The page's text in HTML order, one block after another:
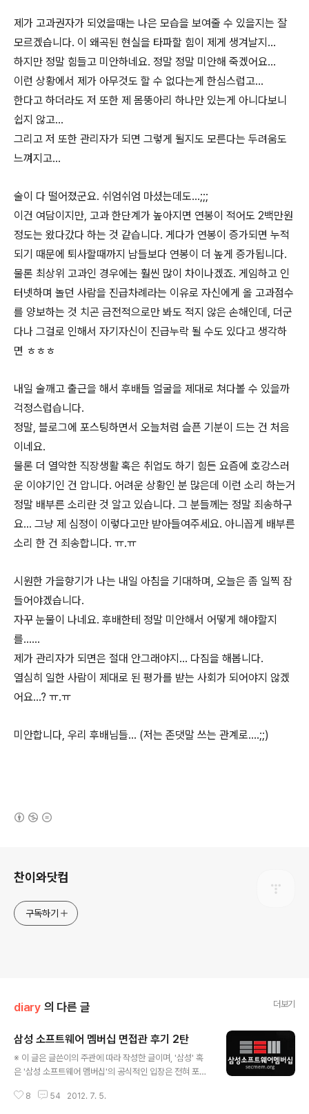
제가 고과권자가 되었을때는 나은 모습을 보여줄 수 있을지는 잘
모르겠습니다. 이 왜곡된 현실을 타파할 힘이 제게 생겨날지...
하지만 정말 힘들고 미안하네요. 정말 정말 미안해 죽겠어요...
이런 상황에서 제가 아무것도 할 수 없다는게 한심스럽고...
한다고 하더라도 저 또한 제 몸뚱아리 하나만 있는게 아니다보니
쉽지 않고...
그리고 저 또한 관리자가 되면 그렇게 될지도 모른다는 두려움도
느껴지고...
술이 다 떨어졌군요. 쉬엄쉬엄 마셨는데도...;;;
이건 여담이지만, 고과 한단계가 높아지면 연봉이 적어도 2백만원
정도는 왔다갔다 하는 것 같습니다. 게다가 연봉이 증가되면 누적
되기 때문에 퇴사할때까지 남들보다 연봉이 더 높게 증가됩니다.
물론 최상위 고과인 경우에는 훨씬 많이 차이나겠죠. 게임하고 인
터넷하며 놀던 사람을 진급차례라는 이유로 자신에게 올 고과점수
를 양보하는 것 치곤 금전적으로만 봐도 적지 않은 손해인데, 더군
다나 그걸로 인해서 자기자신이 진급누락 될 수도 있다고 생각하
면 ㅎㅎㅎ
내일 술깨고 출근을 해서 후배들 얼굴을 제대로 쳐다볼 수 있을까
걱정스럽습니다.
정말, 블로그에 포스팅하면서 오늘처럼 슬픈 기분이 드는 건 처음
이네요.
물론 더 열악한 직장생활 혹은 취업도 하기 힘든 요즘에 호강스러
운 이야기인 건 압니다. 어려운 상황인 분 많은데 이런 소리 하는거
정말 배부른 소리란 것 알고 있습니다. 그 분들께는 정말 죄송하구
요... 그냥 제 심정이 이렇다고만 받아들여주세요. 아니꼽게 배부른
소리 한 건 죄송합니다. ㅠ.ㅠ
시원한 가을향기가 나는 내일 아침을 기대하며, 오늘은 좀 일찍 잠
들어야겠습니다.
자꾸 눈물이 나네요. 후배한테 정말 미안해서 어떻게 해야할지
를......
제가 관리자가 되면은 절대 안그래야지... 다짐을 해봅니다.
열심히 일한 사람이 제대로 된 평가를 받는 사회가 되어야지 않겠
어요...? ㅠ.ㅠ
미안합니다, 우리 후배님들... (저는 존댓말 쓰는 관계로....;;)
찬이와닷컴
구독하기
diary 의 다른 글 더보기
삼성 소프트웨어 멤버십 면접관 후기 2탄
※ 이 글은 글쓴이의 주관에 따라 작성한 글이며, '삼성' 혹
은 '삼성 소프트웨어 멤버십'의 공식적인 입장은 전혀 포함
축하드립니다~ 짝짝짝~!!! 그리고 하반기에 면접 보신 분
8 54 2012. 7. 5.